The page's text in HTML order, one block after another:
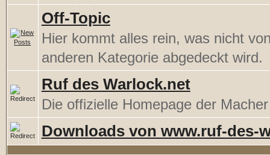
Off-Topic
Hier kommt alles rein, was nicht
anderen Kategorie abgedeckt wird.
Ruf des Warlock.net
Die offizielle Homepage der
Downloads von www.ruf-des-